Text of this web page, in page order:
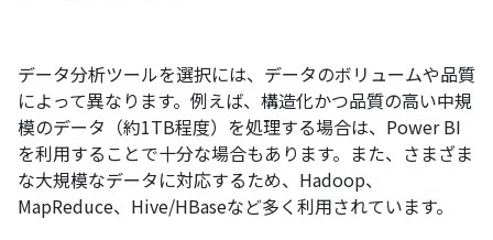
データ分析ツールを選択には、データのボリュームや品質
によって異なります。例えば、構造化かつ品質の高い中規
模のデータ（約1TB程度）を処理する場合は、Power BI
を利用することで十分な場合もあります。また、さまざま
な大規模なデータに対応するため、Hadoop、
MapReduce、Hive/HBaseなど多く利用されています。